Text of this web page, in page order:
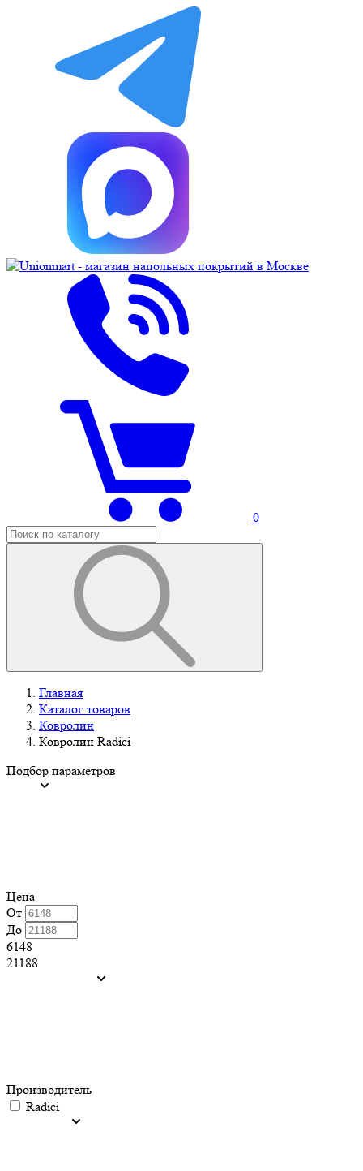
0
Главная
Каталог товаров
Ковролин
Ковролин Radici
Подбор параметров
Цена
От
До
6148
21188
Производитель
Radici